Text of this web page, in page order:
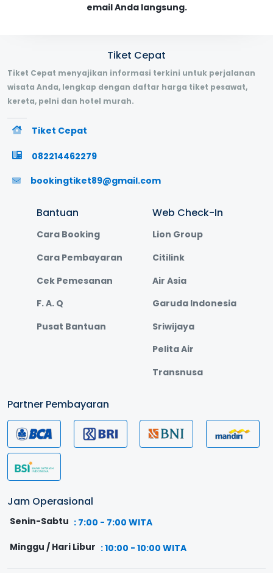
email Anda langsung.
Tiket Cepat
Tiket Cepat menyajikan informasi terkini untuk perjalanan
wisata Anda, lengkap dengan daftar harga tiket pesawat,
kereta, pelni dan hotel murah.
Tiket Cepat
082214462279
bookingtiket89@gmail.com
Bantuan
Cara Booking
Cara Pembayaran
Cek Pemesanan
F. A. Q
Pusat Bantuan
Web Check-In
Lion Group
Citilink
Air Asia
Garuda Indonesia
Sriwijaya
Pelita Air
Transnusa
Partner Pembayaran
Jam Operasional
Senin-Sabtu : 7:00 - 7:00 WITA
Minggu / Hari Libur :10:00 - 10:00 WITA